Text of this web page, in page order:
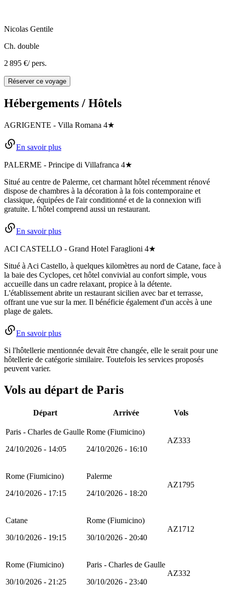
Nicolas Gentile
Ch. double
2 895 €/ pers.
Réserver ce voyage
Hébergements / Hôtels
AGRIGENTE - Villa Romana 4★
En savoir plus
PALERME - Principe di Villafranca 4★
Situé au centre de Palerme, cet charmant hôtel récemment rénové
dispose de chambres à la décoration à la fois contemporaine et
classique, équipées de l'air conditionné et de la connexion wifi
gratuite. L’hôtel comprend aussi un restaurant.
En savoir plus
ACI CASTELLO - Grand Hotel Faraglioni 4★
Situé à Aci Castello, à quelques kilomètres au nord de Catane, face à
la baie des Cyclopes, cet hôtel convivial au confort simple, vous
accueille dans un cadre relaxant, propice à la détente.
L'établissement abrite un restaurant sicilien avec bar et terrasse,
offrant une vue sur la mer. Il bénéficie également d'un accès à une
plage de galets.
En savoir plus
Si l'hôtellerie mentionnée devait être changée, elle le serait pour une
hôtellerie de catégorie similaire. Toutefois les services proposés
peuvent varier.
Vols au départ de Paris
Départ Arrivée Vols
Paris - Charles de Gaulle
24/10/2026 - 14:05
Rome (Fiumicino)
24/10/2026 - 16:10
AZ333
Rome (Fiumicino)
24/10/2026 - 17:15
Palerme
24/10/2026 - 18:20
AZ1795
Catane
30/10/2026 - 19:15
Rome (Fiumicino)
30/10/2026 - 20:40
AZ1712
Rome (Fiumicino)
30/10/2026 - 21:25
Paris - Charles de Gaulle
30/10/2026 - 23:40
AZ332